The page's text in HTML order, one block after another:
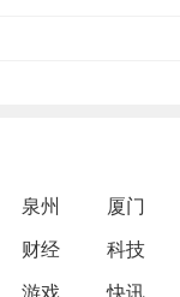
泉州 厦门
财经 科技